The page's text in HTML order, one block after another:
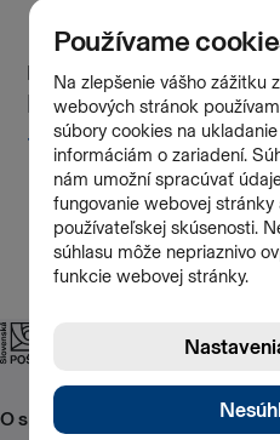
Kontakt
Mgr. Iveta Berníková
+421 903 268 137
O spoločnosti